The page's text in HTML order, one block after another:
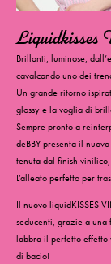
Liquidkisses
Brillanti, luminose,
cavalcando uno dei
Un grande ritorno
glossy e la voglia di
Sempre pronto a
deBBY presenta il nuovo
tenuta dal finish
L’alleato perfetto per
Il nuovo liquidKISSES
seducenti, grazie a
labbra il perfetto effetto
di bacio!